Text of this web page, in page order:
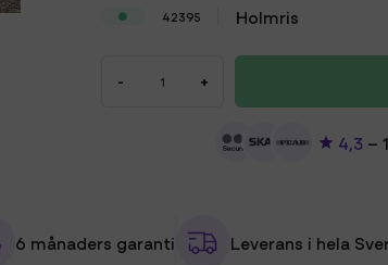
42395 Holmris
- +
4,3 –
6 månaders garanti Leverans i hela